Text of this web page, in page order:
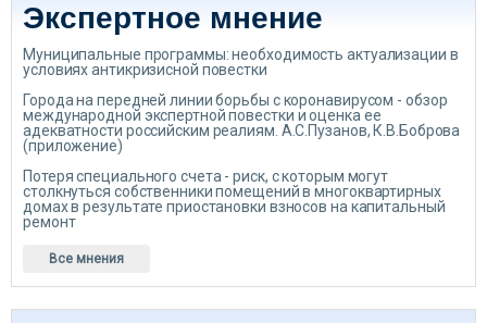
Экспертное мнение
Муниципальные программы: необходимость актуализации в
условиях антикризисной повестки
Города на передней линии борьбы с коронавирусом - обзор
международной экспертной повестки и оценка ее
адекватности российским реалиям. А.С.Пузанов, К.В.Боброва
(приложение)
Потеря специального счета - риск, с которым могут
столкнуться собственники помещений в многоквартирных
домах в результате приостановки взносов на капитальный
ремонт
Все мнения